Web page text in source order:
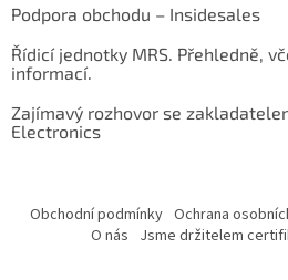
Podpora obchodu – Insidesales
Řídicí jednotky MRS. Přehledně,
informací.
Zajímavý rozhovor se
Electronics
Obchodní podmínky Ochrana
O nás Jsme držitelem